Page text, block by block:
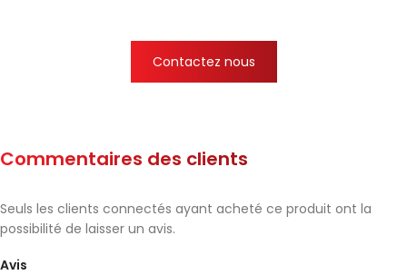
Contactez nous
Commentaires des clients
Avis
Seuls les clients connectés ayant acheté ce produit ont la
possibilité de laisser un avis.